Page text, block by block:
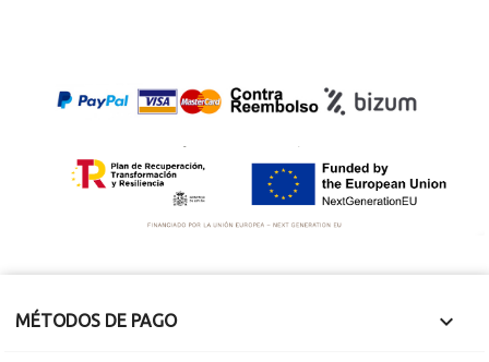
ley
Engaste en plata de
MÉTODOS DE PAGO 